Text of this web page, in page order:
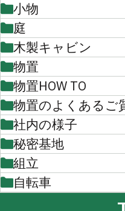
小物
庭
木製キャビン
物置
物置HOW TO
物置のよくあるご
社内の様子
秘密基地
組立
自転車